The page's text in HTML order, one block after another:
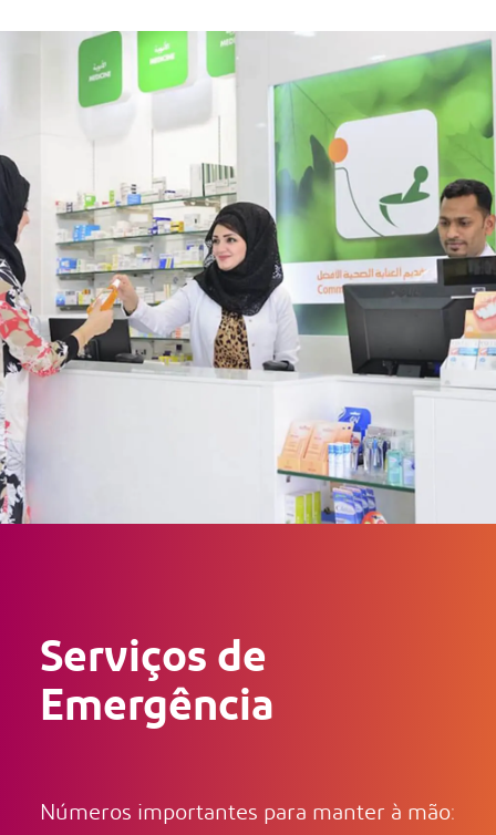
Serviços de
Emergência
Números importantes para manter à mão: